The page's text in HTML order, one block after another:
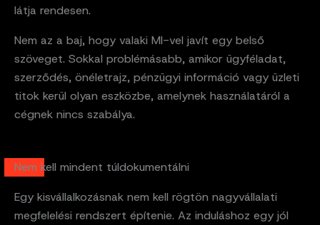
látja rendesen.
Nem az a baj, hogy valaki MI-vel javít egy belső
szöveget. Sokkal problémásabb, amikor ügyféladat,
szerződés, önéletrajz, pénzügyi információ vagy üzleti
titok kerül olyan eszközbe, amelynek használatáról a
cégnek nincs szabálya.
Nem kell mindent túldokumentálni
Egy kisvállalkozásnak nem kell rögtön nagyvállalati
megfelelési rendszert építenie. Az induláshoz egy jól